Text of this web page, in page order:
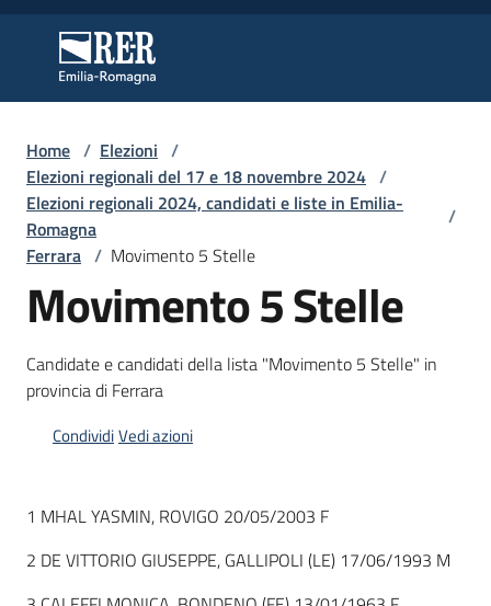
Regione Emilia-Romagna
Regione Emilia-Romagna
Regione
Novità
Leggi
Atti
Home / Elezioni /
Elezioni regionali del 17 e 18 novembre 2024 /
Elezioni regionali 2024, candidati e liste in Emilia-
Romagna
/
Ferrara / Movimento 5 Stelle
Movimento 5 Stelle
Candidate e candidati della lista "Movimento 5 Stelle" in
provincia di Ferrara
CondividiVedi azioni
1 MHAL YASMIN, ROVIGO 20/05/2003 F
2 DE VITTORIO GIUSEPPE, GALLIPOLI (LE) 17/06/1993 M